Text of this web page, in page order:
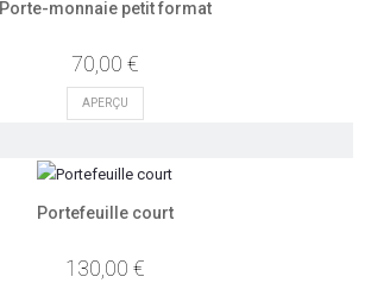
Porte-monnaie petit format
70,00 €
APERÇU
Portefeuille court
130,00 €